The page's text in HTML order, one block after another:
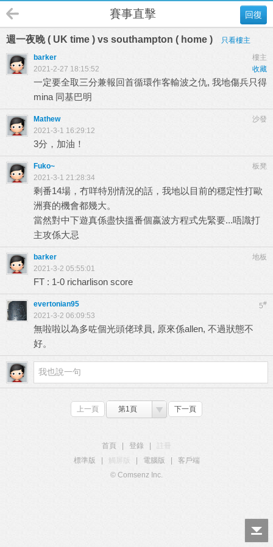
回復
賽事直擊
週一夜晚 ( UK time ) vs southampton ( home )
只看樓主
樓主
barker
收藏
2021-2-27 18:15:52
一定要全取三分兼報回首循環作客輸波之仇, 我地傷兵只得
mina 同基巴明
沙發
Mathew
2021-3-1 16:29:12
3分，加油！
板凳
Fuko~
2021-3-1 21:28:34
剩番14場，冇咩特別情況的話，我地以目前的穩定性打歐
洲賽的機會都幾大。
當然對中下遊真係盡快搵番個嬴波方程式先緊要...唔識打
主攻係大忌
地板
barker
2021-3-2 05:55:01
FT : 1-0 richarlison score
5#
evertonian95
2021-3-2 06:09:53
無啦啦以為多咗個光頭佬球員, 原來係allen, 不過狀態不
好。
上一頁 第1頁 下一頁
首頁 登錄
標準版
觸屏版 電腦版
客戶端
© Comsenz Inc.